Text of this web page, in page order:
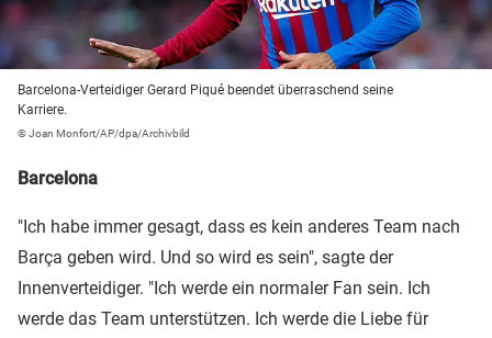
Barcelona-Verteidiger Gerard Piqué beendet überraschend seine
Karriere.
© Joan Monfort/AP/dpa/Archivbild
Barcelona
"Ich habe immer gesagt, dass es kein anderes Team nach
Barça geben wird. Und so wird es sein", sagte der
Innenverteidiger. "Ich werde ein normaler Fan sein. Ich
werde das Team unterstützen. Ich werde die Liebe für